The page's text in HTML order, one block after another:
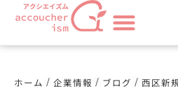
ホーム / 企業情報 / ブログ / 西区新